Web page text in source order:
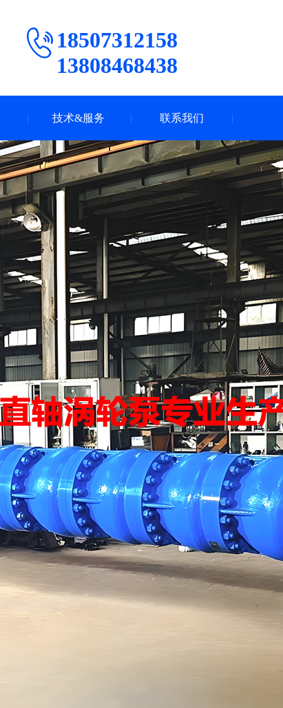
18507312158
13808468438
技术&服务 联系我们